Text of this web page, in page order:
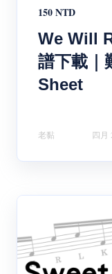
150 NTD
We Will
譜下載｜
Sheet
老黏 四月